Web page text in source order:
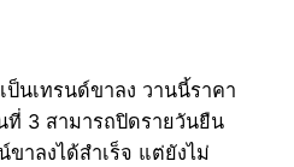
ป็นเทรนด์ขาลง วานนี้ราคา
ที่ 3 สามารถปิดรายวันยืน
ขาลงได้สำเร็จ แต่ยังไม่